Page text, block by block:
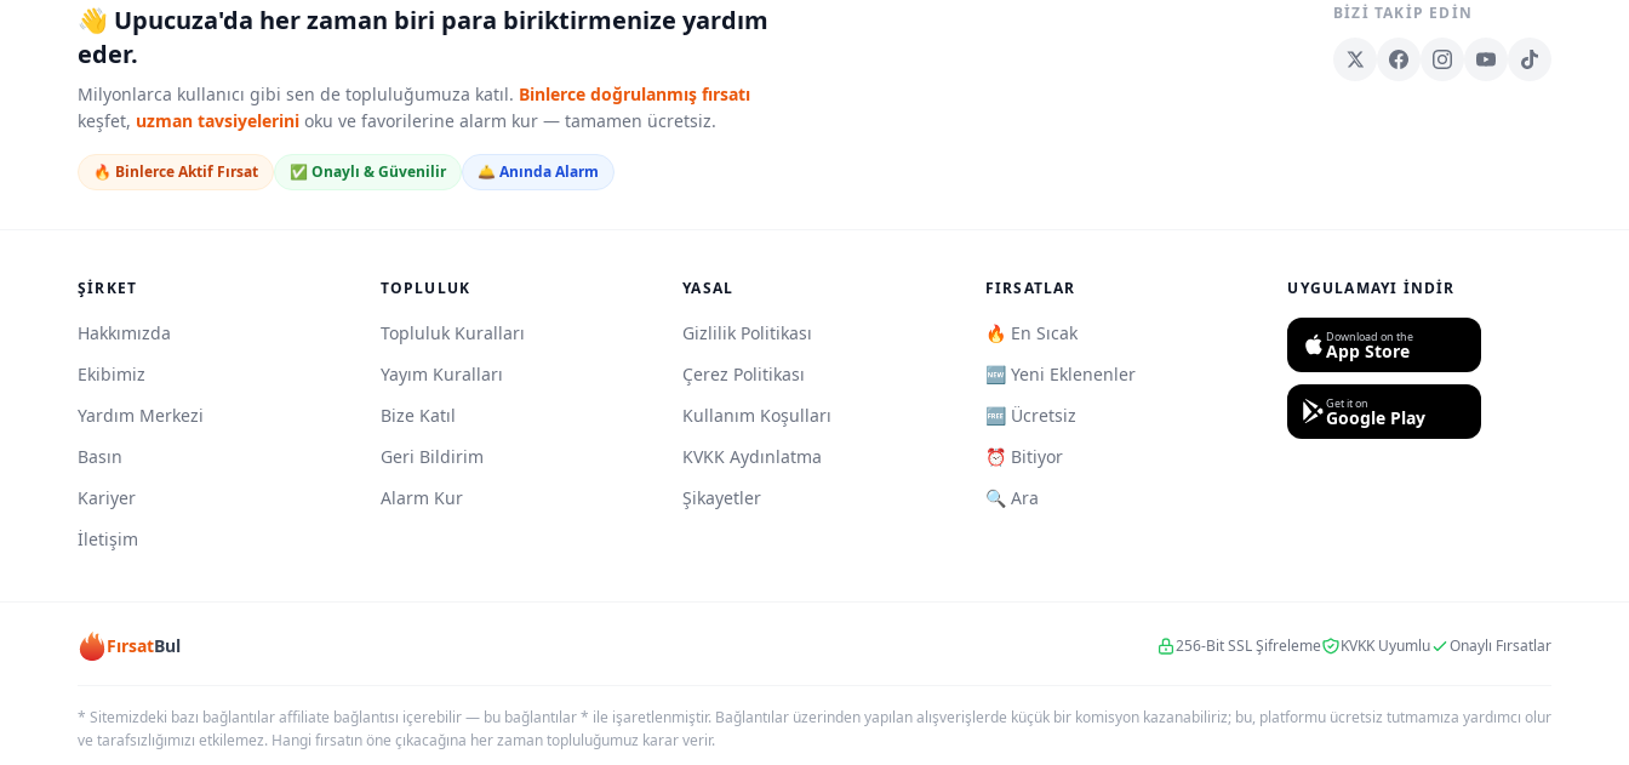
👋 Upucuza'da her zaman biri para biriktirmenize yardım
eder.
Milyonlarca kullanıcı gibi sen de topluluğumuza katıl. Binlerce doğrulanmış fırsatı
keşfet, uzman tavsiyelerini oku ve favorilerine alarm kur — tamamen ücretsiz.
🔥 Binlerce Aktif Fırsat ✅ Onaylı & Güvenilir 🛎️ Anında Alarm
BIZI TAKIP EDIN
ŞIRKET
Hakkımızda
Ekibimiz
Yardım Merkezi
Basın
Kariyer
İletişim
TOPLULUK
Topluluk Kuralları
Yayım Kuralları
Bize Katıl
Geri Bildirim
Alarm Kur
YASAL
Gizlilik Politikası
Çerez Politikası
Kullanım Koşulları
KVKK Aydınlatma
Şikayetler
FIRSATLAR
🔥 En Sıcak
🆕 Yeni Eklenenler
🆓 Ücretsiz
⏰ Bitiyor
🔍 Ara
UYGULAMAYI İNDIR
Download on the
App Store
Get it on
Google Play
FırsatBul 256-Bit SSL Şifreleme KVKK Uyumlu Onaylı Fırsatlar
* Sitemizdeki bazı bağlantılar affiliate bağlantısı içerebilir — bu bağlantılar * ile işaretlenmiştir. Bağlantılar üzerinden yapılan alışverişlerde küçük bir komisyon kazanabiliriz; bu, platformu ücretsiz tutmamıza yardımcı olur
ve tarafsızlığımızı etkilemez. Hangi fırsatın öne çıkacağına her zaman topluluğumuz karar verir.